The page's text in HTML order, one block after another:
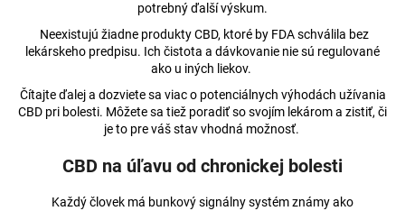
potrebný ďalší výskum.
Neexistujú žiadne produkty CBD, ktoré by FDA schválila bez
lekárskeho predpisu. Ich čistota a dávkovanie nie sú regulované
ako u iných liekov.
Čítajte ďalej a dozviete sa viac o potenciálnych výhodách užívania
CBD pri bolesti. Môžete sa tiež poradiť so svojím lekárom a zistiť, či
je to pre váš stav vhodná možnosť.
CBD na úľavu od chronickej bolesti
Každý človek má bunkový signálny systém známy ako
O
p
o